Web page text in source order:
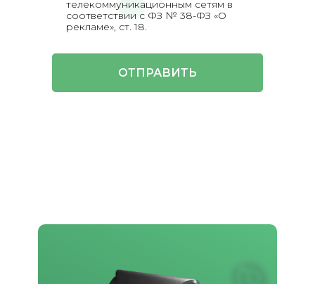
телекоммуникационным сетям в
соответствии с ФЗ № 38-ФЗ «О
рекламе», ст. 18.
ОТПРАВИТЬ